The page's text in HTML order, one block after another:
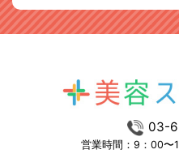
03-
営業時間：9：00〜